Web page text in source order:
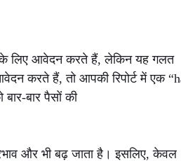
के लिए आवेदन करते हैं, लेकिन यह गलत
करते हैं, तो आपकी रिपोर्ट में एक
बार पैसों की
और भी बढ़ जाता है। इसलिए, केवल